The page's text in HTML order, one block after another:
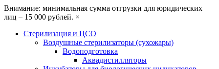
Внимание: минимальная сумма отгрузки для юридических
лиц – 15 000 рублей. ×
Стерилизация и ЦСО
Воздушные стерилизаторы (сухожары)
Водоподготовка
Аквадистилляторы